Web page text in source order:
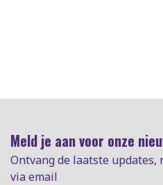
Meld je aan voor onze
Ontvang de laatste
via email